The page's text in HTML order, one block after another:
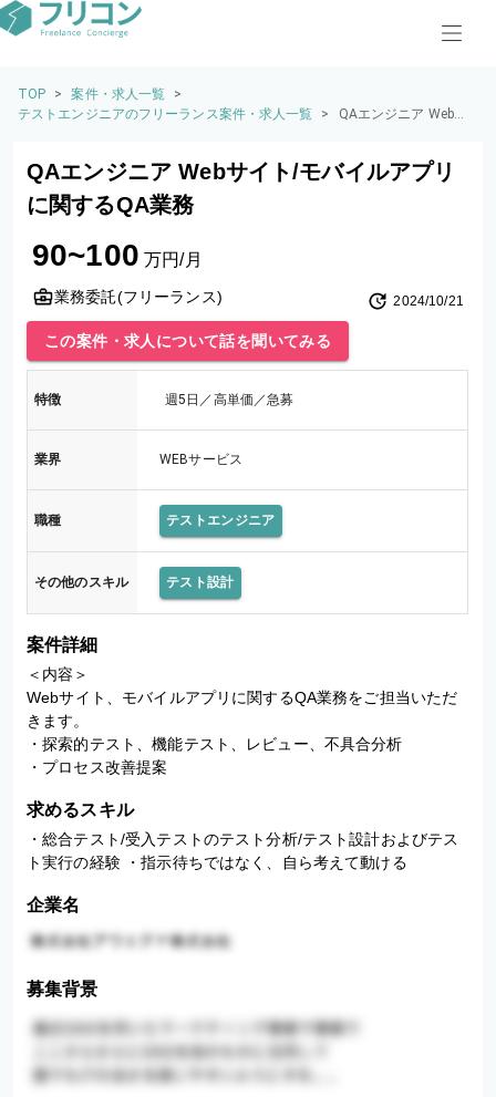
TOP > 案件・求人一覧
>
テストエンジニアのフリーランス案件・求人一覧
>
QAエンジニア Webサ
QAエンジニア Webサイト/モバイルアプリ
に関するQA業務
90~100 万円/月
業務委託(フリーランス) 2024/10/21
この案件・求人について話を聞いてみる
特徴 週5日／高単価／急募
業界 WEBサービス
職種 テストエンジニア
その他のスキル テスト設計
案件詳細
＜内容＞
Webサイト、モバイルアプリに関するQA業務をご担当いただ
きます。
・探索的テスト、機能テスト、レビュー、不具合分析
・プロセス改善提案
求めるスキル
・総合テスト/受入テストのテスト分析/テスト設計およびテス
ト実行の経験 ・指示待ちではなく、自ら考えて動ける
企業名
募集背景